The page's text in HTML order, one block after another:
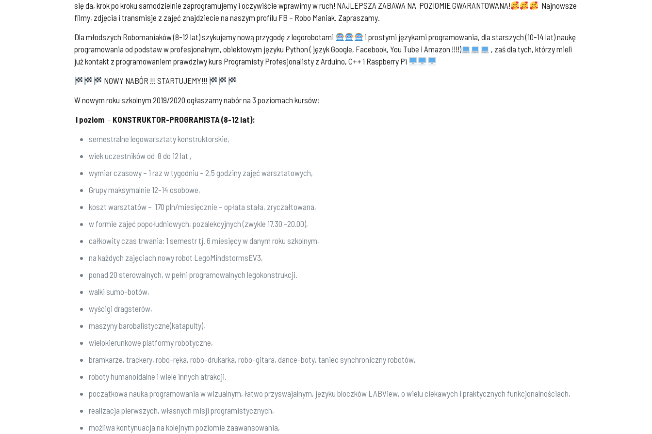
się da, krok po kroku samodzielnie zaprogramujemy i oczywiście wprawimy w ruch! NAJLEPSZA ZABAWA NA POZIOMIE GWARANTOWANA!
Najnowsze
filmy, zdjęcia i transmisje z zajęć znajdziecie na naszym profilu FB – Robo Maniak. Zapraszamy.
Dla młodszych Robomaniaków (8-12 lat) szykujemy nową przygodę z legorobotami
i prostymi językami programowania, dla starszych (10-14 lat) naukę
programowania od podstaw w profesjonalnym, obiektowym języku Python ( język Google, Facebook, You Tube i Amazon !!!!)
, zaś dla tych, którzy mieli
już kontakt z programowaniem prawdziwy kurs Programisty Profesjonalisty z Arduino, C++ i Raspberry Pi
NOWY NABÓR !!! STARTUJEMY!!!
W nowym roku szkolnym 2019/2020 ogłaszamy nabór na 3 poziomach kursów:
I poziom– KONSTRUKTOR-PROGRAMISTA (8-12 lat):
semestralne legowarsztaty konstruktorskie,
wiek uczestników od 8 do 12 lat ,
wymiar czasowy – 1 raz w tygodniu – 2,5 godziny zajęć warsztatowych,
Grupy maksymalnie 12-14 osobowe,
koszt warsztatów – 170 pln/miesięcznie – opłata stała, zryczałtowana,
w formie zajęć popołudniowych, pozalekcyjnych (zwykle 17.30 -20.00),
całkowity czas trwania: 1 semestr tj. 6 miesięcy w danym roku szkolnym,
na każdych zajęciach nowy robot LegoMindstormsEV3,
ponad 20 sterowalnych, w pełni programowalnych legokonstrukcji.
walki sumo-botów,
wyścigi dragsterów,
maszyny barobalistyczne(katapulty),
wielokierunkowe platformy robotyczne,
bramkarze, trackery, robo-ręka, robo-drukarka, robo-gitara, dance-boty, taniec synchroniczny robotów,
roboty humanoidalne i wiele innych atrakcji.
początkowa nauka programowania w wizualnym, łatwo przyswajalnym, języku bloczków LABView, o wielu ciekawych i praktycznych funkcjonalnościach,
realizacja pierwszych, własnych misji programistycznych,
możliwa kontynuacja na kolejnym poziomie zaawansowania,